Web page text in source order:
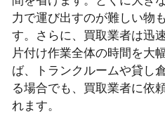
力で運び出すのが難しい物
す。さらに、買取業者は迅
片付け作業全体の時間を大
ば、トランクルームや貸し
る場合でも、買取業者に依
れます。